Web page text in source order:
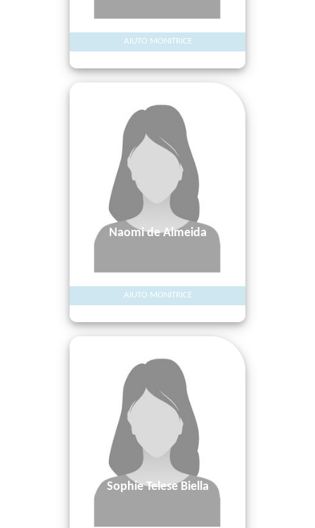
AIUTO MONITRICE
Naomi de Almeida
AIUTO MONITRICE
Sophie Telese Biella